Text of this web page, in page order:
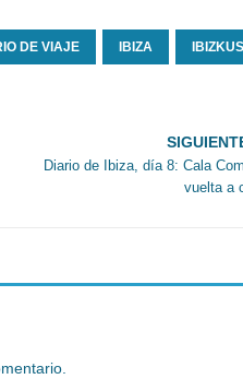
DE VIAJE IBIZA IBIZKUS
Diario de Ibiza, día 8: Cala
vuelta a